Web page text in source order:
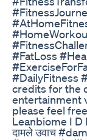
#FatLoss
#DailyFitness
credits for the
entertainment
please feel
Leanbiome I
दामले उवाच